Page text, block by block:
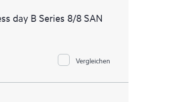
profitieren können, muss die
werden.
day B Series 8/8 SAN
Vergleichen